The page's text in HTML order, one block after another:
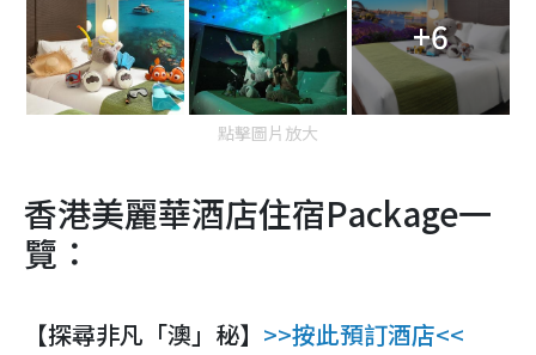
+6
點擊圖片放大
香港美麗華酒店住宿Package一
覽：
【探尋非凡「澳」秘】 >>按此預訂酒店<<